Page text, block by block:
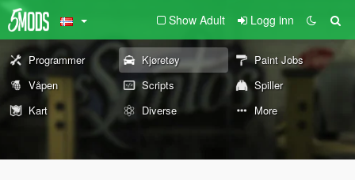
Show Adult Logg inn
Programmer Kjøretøy
Paint Jobs
Våpen
Scripts
Spiller
Kart
Diverse More